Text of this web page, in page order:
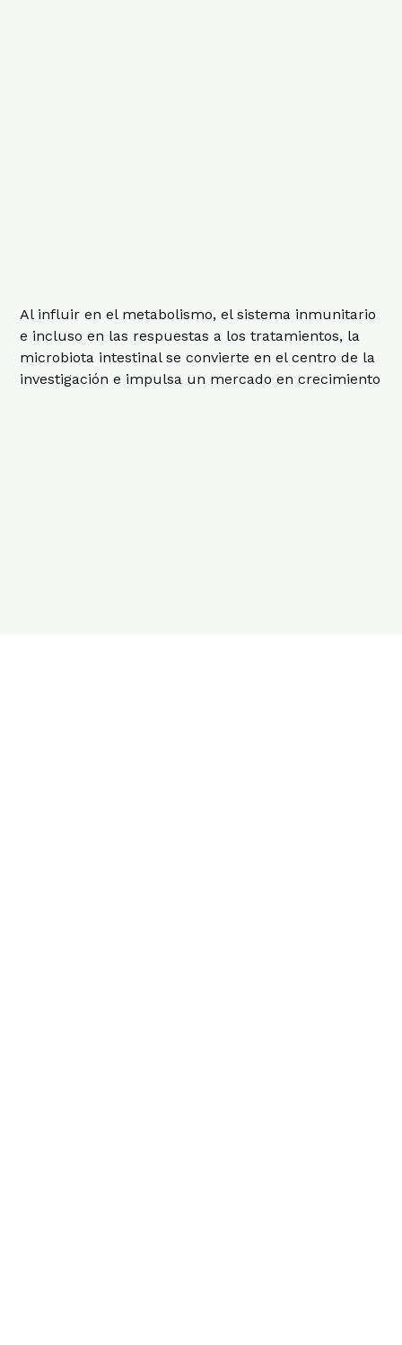
Al influir en el metabolismo, el sistema inmunitario
e incluso en las respuestas a los tratamientos, la
microbiota intestinal se convierte en el centro de la
investigación e impulsa un mercado en crecimiento